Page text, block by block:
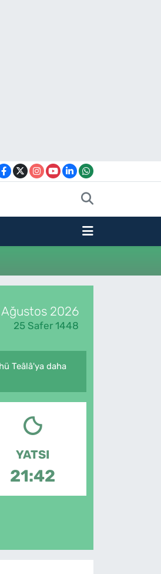
2026
25 Safer 1448
Teâlâ'ya daha
YATSI
21:42